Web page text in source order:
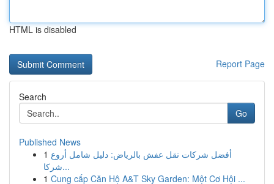
HTML is disabled
Report Page
Search
Go
Published News
1 أفضل شركات نقل عفش بالرياض: دليل شامل أروع
شركا...
1 Cung cấp Căn Hộ A&T Sky Garden: Một Cơ Hội ...